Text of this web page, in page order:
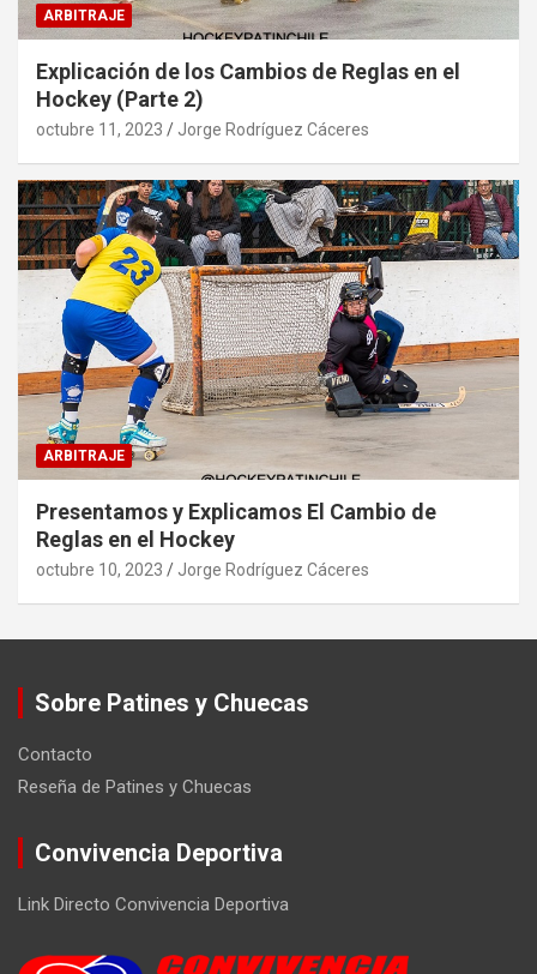
ARBITRAJE
Explicación de los Cambios de Reglas en el
Hockey (Parte 2)
octubre 11, 2023 Jorge Rodríguez Cáceres
ARBITRAJE
Presentamos y Explicamos El Cambio de
Reglas en el Hockey
octubre 10, 2023 Jorge Rodríguez Cáceres
Sobre Patines y Chuecas
Contacto
Reseña de Patines y Chuecas
Convivencia Deportiva
Link Directo Convivencia Deportiva